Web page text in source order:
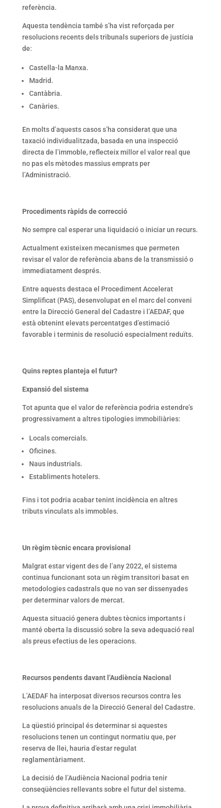
referència.
Aquesta tendència també s’ha vist reforçada per
resolucions recents dels tribunals superiors de justícia
de:
Castella-la Manxa.
Madrid.
Cantàbria.
Canàries.
En molts d’aquests casos s’ha considerat que una
taxació individualitzada, basada en una inspecció
directa de l’immoble, reflecteix millor el valor real que
no pas els mètodes massius emprats per
l’Administració.
Procediments ràpids de correcció
No sempre cal esperar una liquidació o iniciar un recurs.
Actualment existeixen mecanismes que permeten
revisar el valor de referència abans de la transmissió o
immediatament després.
Entre aquests destaca el Procediment Accelerat
Simplificat (PAS), desenvolupat en el marc del conveni
entre la Direcció General del Cadastre i l’AEDAF, que
està obtenint elevats percentatges d’estimació
favorable i terminis de resolució especialment reduïts.
Quins reptes planteja el futur?
Expansió del sistema
Tot apunta que el valor de referència podria estendre’s
progressivament a altres tipologies immobiliàries:
Locals comercials.
Oficines.
Naus industrials.
Establiments hotelers.
Fins i tot podria acabar tenint incidència en altres
tributs vinculats als immobles.
Un règim tècnic encara provisional
Malgrat estar vigent des de l’any 2022, el sistema
continua funcionant sota un règim transitori basat en
metodologies cadastrals que no van ser dissenyades
per determinar valors de mercat.
Aquesta situació genera dubtes tècnics importants i
manté oberta la discussió sobre la seva adequació real
als preus efectius de les operacions.
Recursos pendents davant l’Audiència Nacional
L’AEDAF ha interposat diversos recursos contra les
resolucions anuals de la Direcció General del Cadastre.
La qüestió principal és determinar si aquestes
resolucions tenen un contingut normatiu que, per
reserva de llei, hauria d’estar regulat
reglamentàriament.
La decisió de l’Audiència Nacional podria tenir
conseqüències rellevants sobre el futur del sistema.